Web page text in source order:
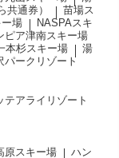
共通券）
苗場ス
場
NASPAスキ
ピア津南スキー場
本杉スキー場
湯
パークリゾート
テアライリゾート
原スキー場
ハン